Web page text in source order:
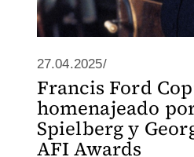
27.04.2025/
Francis Ford
homenajeado
Spielberg y
AFI Awards